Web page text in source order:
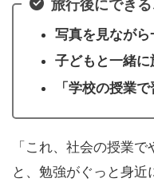
旅行後にできる
写真を見なが
子どもと一緒
「学校の授業
「これ、社会の授業
と、勉強がぐっと身近